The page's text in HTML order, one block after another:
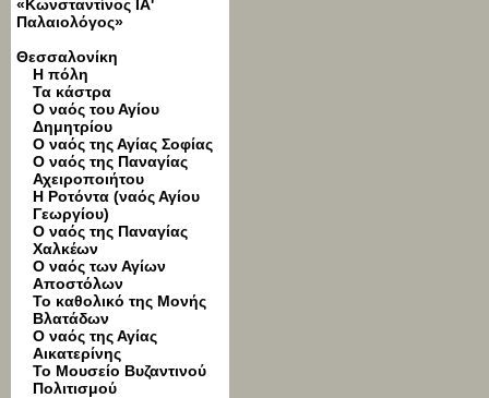
«Κωνσταντίνος ΙΑ'
Παλαιολόγος»
Θεσσαλονίκη
Η πόλη
Τα κάστρα
Ο ναός του Αγίου
Δημητρίου
Ο ναός της Αγίας Σοφίας
Ο ναός της Παναγίας
Αχειροποιήτου
Η Ροτόντα (ναός Αγίου
Γεωργίου)
Ο ναός της Παναγίας
Χαλκέων
Ο ναός των Αγίων
Αποστόλων
Το καθολικό της Μονής
Βλατάδων
Ο ναός της Αγίας
Αικατερίνης
Το Μουσείο Βυζαντινού
Πολιτισμού